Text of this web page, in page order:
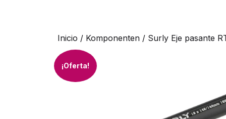
Inicio / Komponenten / Surly Eje pasante
¡Oferta!